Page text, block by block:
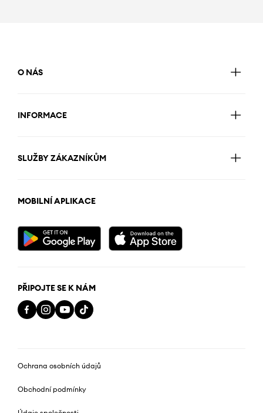
O NÁS
INFORMACE
SLUŽBY ZÁKAZNÍKŮM
MOBILNÍ APLIKACE
PŘIPOJTE SE K NÁM
Ochrana osobních údajů
Obchodní podmínky